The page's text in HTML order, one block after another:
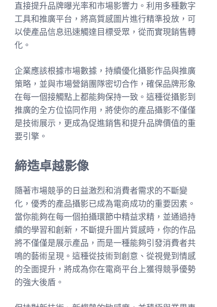
直接提升品牌曝光率和市場影響力。利用多種數字
工具和推廣平台，將高質感圖片進行精準投放，可
以使產品信息迅速觸達目標受眾，從而實現銷售轉
化。
企業應該根據市場數據，持續優化攝影作品與推廣
策略，並與市場營銷團隊密切合作，確保品牌形象
在每一個接觸點上都能夠保持一致。這種從攝影到
推廣的全方位協同作用，將使你的產品攝影不僅僅
是技術展示，更成為促進銷售和提升品牌價值的重
要引擎。
締造卓越影像
隨著市場競爭的日益激烈和消費者需求的不斷變
化，優秀的產品攝影已成為電商成功的重要因素。
當你能夠在每一個拍攝環節中精益求精，並通過持
續的學習和創新，不斷提升圖片質感時，你的作品
將不僅僅是展示產品，而是一種能夠引發消費者共
鳴的藝術呈現。這種從技術到創意、從視覺到情感
的全面提升，將成為你在電商平台上獲得競爭優勢
的強大後盾。